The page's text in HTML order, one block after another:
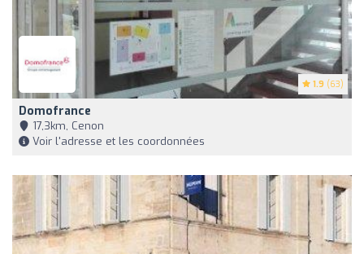
1.9 (63)
Domofrance
17,3km, Cenon
Voir l'adresse et les coordonnées